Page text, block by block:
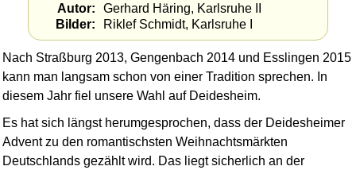
Autor
Gerhard Häring, Karlsruhe II
Bilder
Riklef Schmidt, Karlsruhe I
Nach Straßburg 2013, Gengenbach 2014 und Esslingen 2015
kann man langsam schon von einer Tradition sprechen. In
diesem Jahr fiel unsere Wahl auf Deidesheim.
Es hat sich längst herumgesprochen, dass der Deidesheimer
Advent zu den romantischsten Weihnachtsmärkten
Deutschlands gezählt wird. Das liegt sicherlich an der